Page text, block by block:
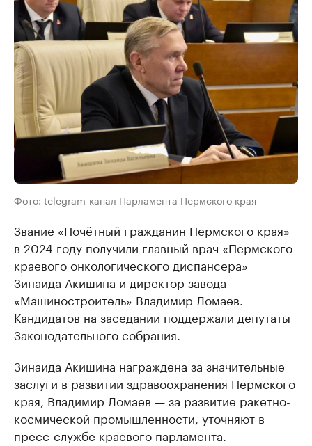
Фото: telegram-канал Парламента Пермского края
Звание «Почётный гражданин Пермского края»
в 2024 году получили главный врач «Пермского
краевого онкологического диспансера»
Зинаида Акишина и директор завода
«Машиностроитель» Владимир Ломаев.
Кандидатов на заседании поддержали депутаты
Законодательного собрания.
Зинаида Акишина награждена за значительные
заслуги в развитии здравоохранения Пермского
края, Владимир Ломаев — за развитие paкeтнo-
кocмичecкoй промышленности, уточняют в
пресс-службе краевого парламента.